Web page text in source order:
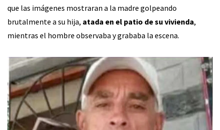
que las imágenes mostraran a la madre golpeando
brutalmente a su hija, atada en el patio de su vivienda,
mientras el hombre observaba y grababa la escena.